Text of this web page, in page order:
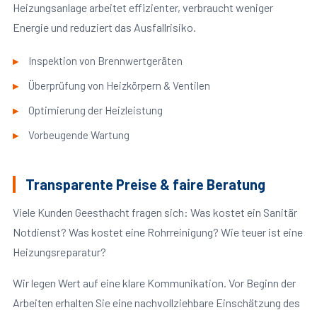
Heizungsanlage arbeitet effizienter, verbraucht weniger
Energie und reduziert das Ausfallrisiko.
Inspektion von Brennwertgeräten
Überprüfung von Heizkörpern & Ventilen
Optimierung der Heizleistung
Vorbeugende Wartung
Transparente Preise & faire Beratung
Viele Kunden Geesthacht fragen sich: Was kostet ein Sanitär
Notdienst? Was kostet eine Rohrreinigung? Wie teuer ist eine
Heizungsreparatur?
Wir legen Wert auf eine klare Kommunikation. Vor Beginn der
Arbeiten erhalten Sie eine nachvollziehbare Einschätzung des